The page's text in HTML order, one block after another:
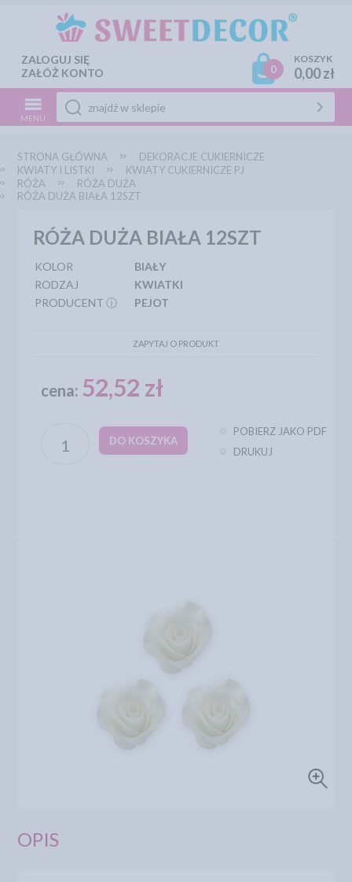
ZALOGUJ SIĘ
ZAŁÓŻ KONTO
0
KOSZYK
0,00 zł
MENU
STRONA GŁÓWNA
DEKORACJE CUKIERNICZE
KWIATY I LISTKI
KWIATY CUKIERNICZE PJ
RÓŻA
RÓŻA DUŻA
RÓŻA DUŻA BIAŁA 12SZT
RÓŻA DUŻA BIAŁA 12SZT
KOLOR
BIAŁY
RODZAJ
KWIATKI
PRODUCENT ⓘ
PEJOT
ZAPYTAJ O PRODUKT
cena: 52,52 zł
DO KOSZYKA
POBIERZ JAKO PDF
DRUKUJ
OPIS